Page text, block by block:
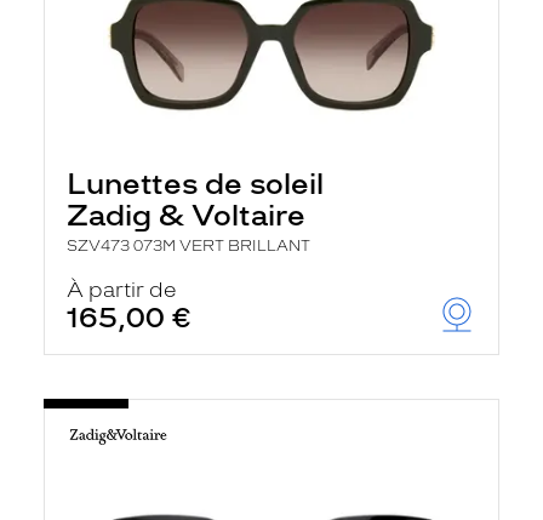
Lunettes de soleil
Zadig & Voltaire
SZV473 073M VERT BRILLANT
À partir de
165,00 €